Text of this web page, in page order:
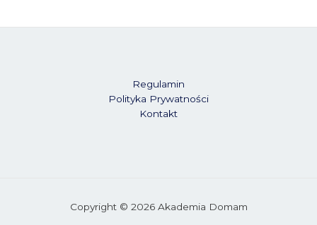
Regulamin
Polityka Prywatności
Kontakt
Copyright © 2026 Akademia Domam